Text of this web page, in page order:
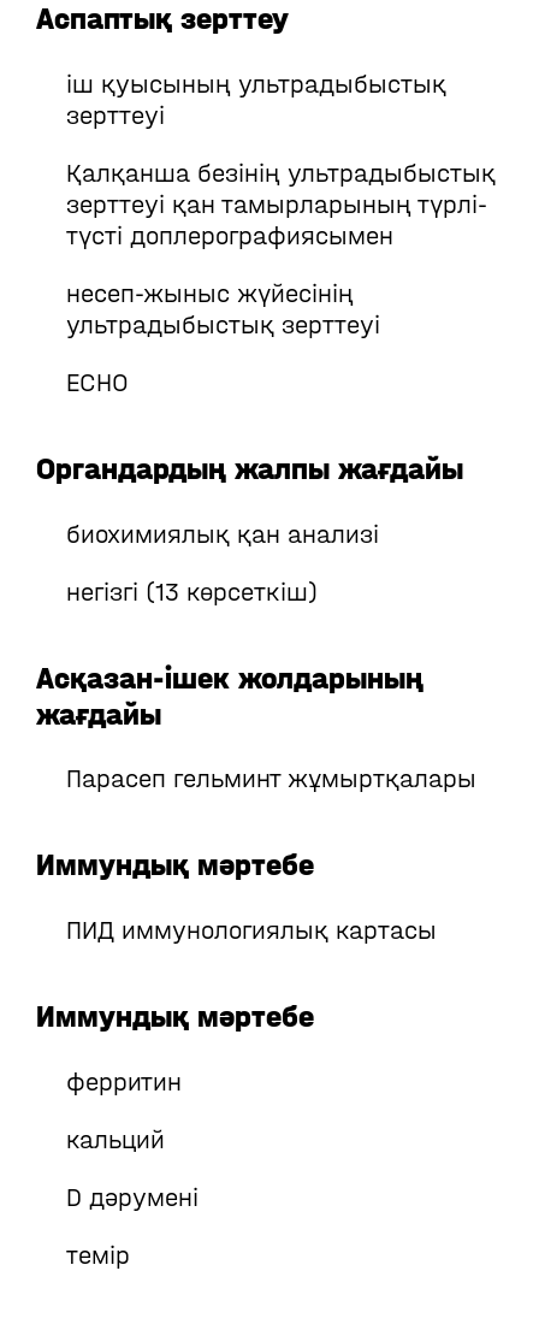
Аспаптық зерттеу
іш қуысының ультрадыбыстық
зерттеуі
Қалқанша безінің ультрадыбыстық
зерттеуі қан тамырларының түрлі-
түсті доплерографиясымен
несеп-жыныс жүйесінің
ультрадыбыстық зерттеуі
ECHO
Органдардың жалпы жағдайы
биохимиялық қан анализі
негізгі (13 көрсеткіш)
Асқазан-ішек жолдарының
жағдайы
Парасеп гельминт жұмыртқалары
Иммундық мәртебе
ПИД иммунологиялық картасы
Иммундық мәртебе
ферритин
кальций
D дәрумені
темір